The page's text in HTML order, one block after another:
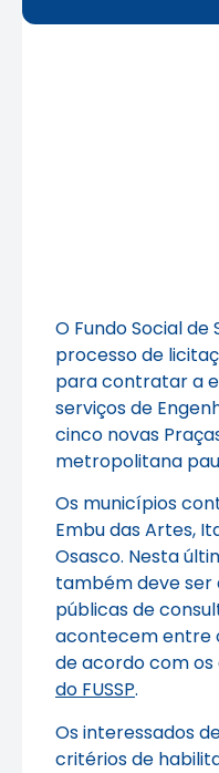
O Fundo Social de
processo de
para contratar a
serviços de
cinco novas
metropolitana
Os municípios
Embu das Artes,
Osasco. Nesta
também deve ser
públicas de
acontecem entre
de acordo com os
do FUSSP.
Os interessados
critérios de